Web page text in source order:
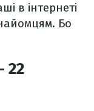
в інтернеті
Бо
22